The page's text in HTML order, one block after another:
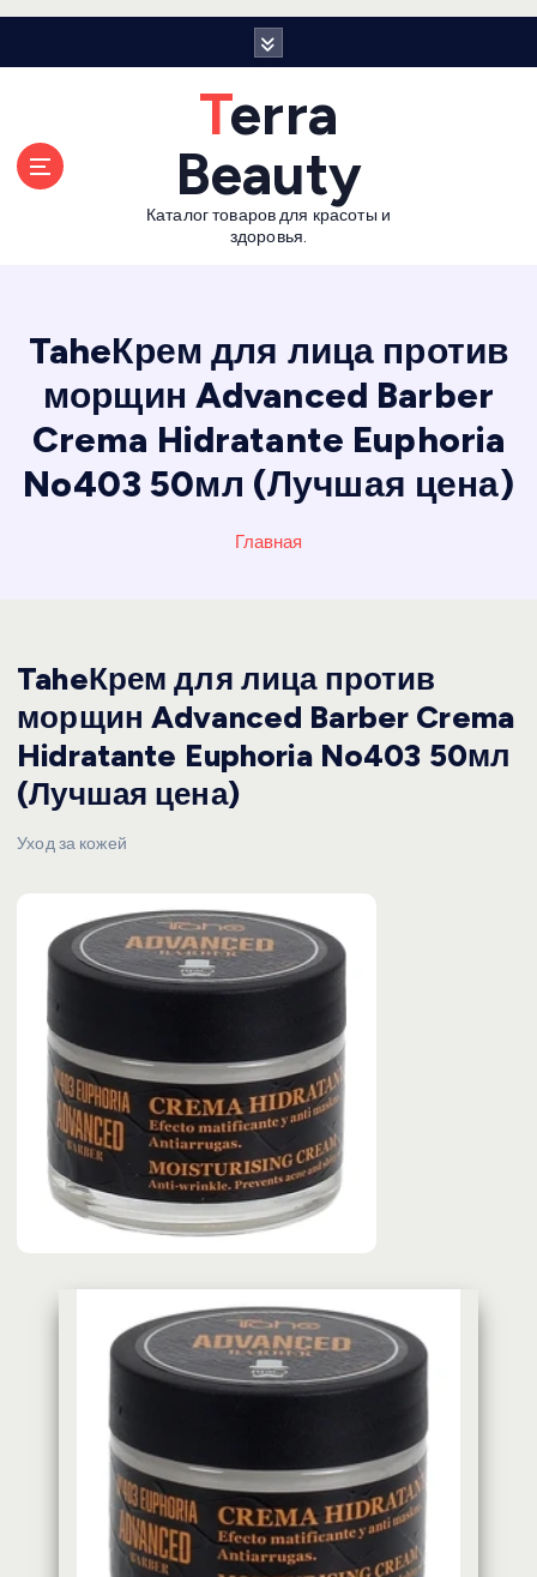
Terra
Beauty
Каталог товаров для красоты и
здоровья.
TaheКрем для лица против
морщин Advanced Barber
Crema Hidratante Euphoria
No403 50мл (Лучшая цена)
Главная
TaheКрем для лица против
морщин Advanced Barber Crema
Hidratante Euphoria No403 50мл
(Лучшая цена)
Уход за кожей